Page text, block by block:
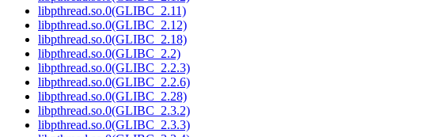
libpthread.so.0(GLIBC_2.11)
libpthread.so.0(GLIBC_2.12)
libpthread.so.0(GLIBC_2.18)
libpthread.so.0(GLIBC_2.2)
libpthread.so.0(GLIBC_2.2.3)
libpthread.so.0(GLIBC_2.2.6)
libpthread.so.0(GLIBC_2.28)
libpthread.so.0(GLIBC_2.3.2)
libpthread.so.0(GLIBC_2.3.3)